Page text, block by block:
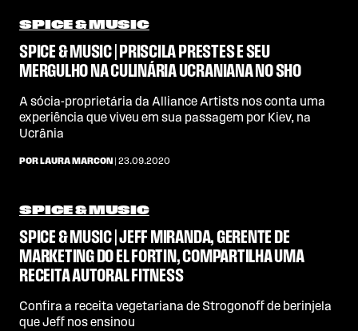
SPICE & MUSIC
SPICE & MUSIC | PRISCILA PRESTES E SEU
MERGULHO NA CULINÁRIA UCRANIANA NO SHO
A sócia-proprietária da Alliance Artists nos conta uma
experiência que viveu em sua passagem por Kiev, na
Ucrânia
POR LAURA MARCON | 23.09.2020
SPICE & MUSIC
SPICE & MUSIC | JEFF MIRANDA, GERENTE DE
MARKETING DO EL FORTIN, COMPARTILHA UMA
RECEITA AUTORAL FITNESS
Confira a receita vegetariana de Strogonoff de berinjela
que Jeff nos ensinou